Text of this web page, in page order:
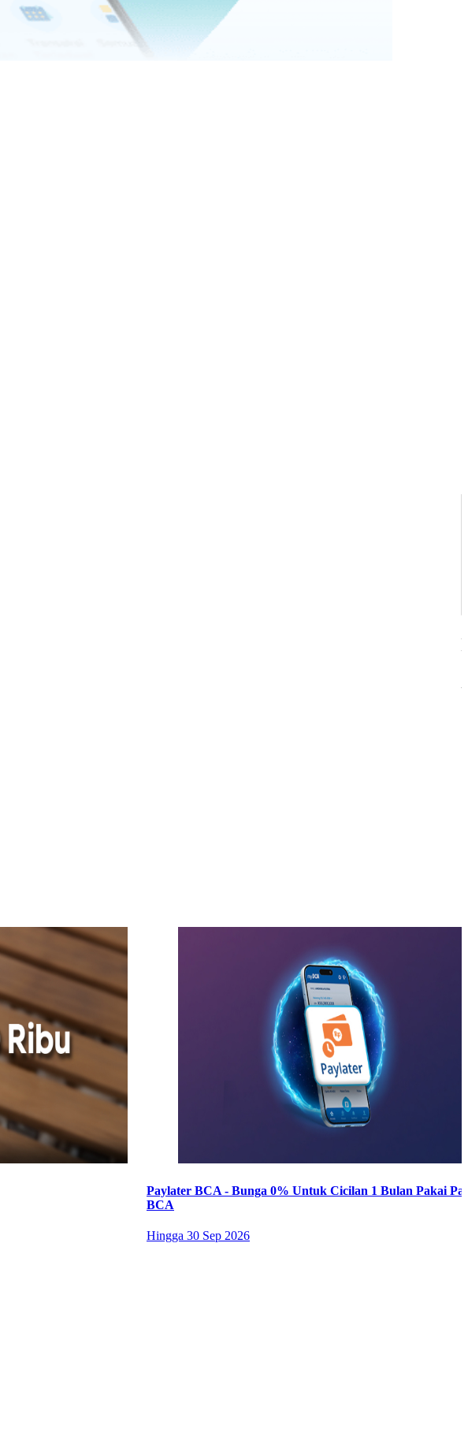
Paylater BCA - Bunga 0% Untuk Cicilan 1 Bulan Pakai
BCA
Hingga 30 Sep 2026